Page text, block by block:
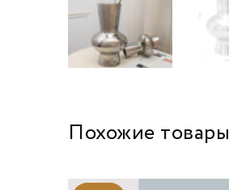
Похожие товары